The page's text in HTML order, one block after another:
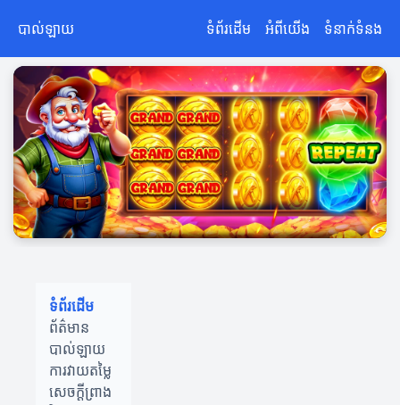
បាល់ឡាយ ទំព័រដើម អំពីយើង ទំនាក់ទំនង
ទំព័រដើម
ព័ត៌មាន
បាល់ឡាយ
ការវាយតម្លៃ
សេចក្តីព្រាង